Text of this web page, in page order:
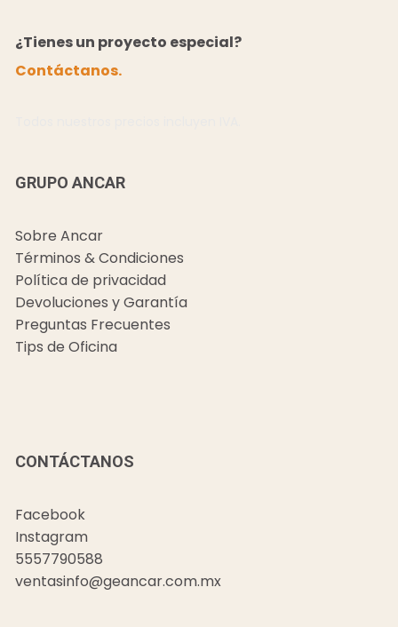
¿Tienes un proyecto especial?
Contáctanos.
GRUPO ANCAR
Sobre Ancar
Términos & Condiciones
Política de privacidad
Devoluciones y Garantía
Preguntas Frecuentes
Tips de Oficina
CONTÁCTANOS
Facebook
Instagram
5557790588
ventasinfo@geancar.com.mx